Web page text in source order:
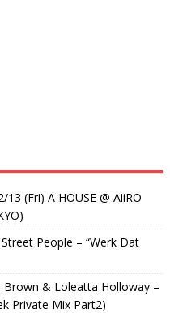
(Fri) A HOUSE @ AiiRO
People – “Werk Dat
Brown & Loleatta Holloway –
Private Mix Part2)